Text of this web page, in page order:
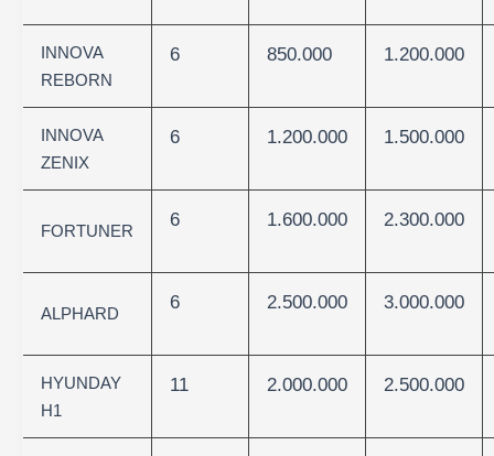
INNOVA
REBORN
6 850.000 1.200.000
INNOVA
ZENIX
6 1.200.000 1.500.000
FORTUNER
6 1.600.000 2.300.000
ALPHARD
6 2.500.000 3.000.000
HYUNDAY
H1
11 2.000.000 2.500.000